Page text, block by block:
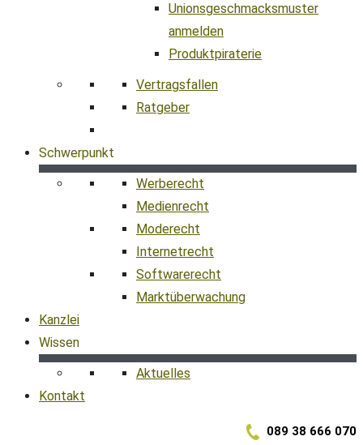
Unionsgeschmacksmuster
anmelden
Produktpiraterie
Vertragsfallen
Ratgeber
Schwerpunkt
Werberecht
Medienrecht
Moderecht
Internetrecht
Softwarerecht
Marktüberwachung
Kanzlei
Wissen
Aktuelles
Kontakt
089 38 666 070